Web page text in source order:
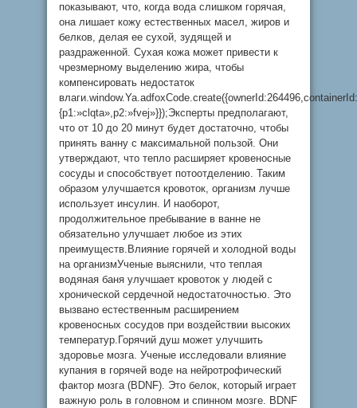
показывают, что, когда вода слишком горячая,
она лишает кожу естественных масел, жиров и
белков, делая ее сухой, зудящей и
раздраженной. Сухая кожа может привести к
чрезмерному выделению жира, чтобы
компенсировать недостаток
{p1:»clqta»,p2:»fvej»}});Эксперты предполагают,
что от 10 до 20 минут будет достаточно, чтобы
принять ванну с максимальной пользой. Они
утверждают, что тепло расширяет кровеносные
сосуды и способствует потоотделению. Таким
образом улучшается кровоток, организм лучше
использует инсулин. И наоборот,
продолжительное пребывание в ванне не
обязательно улучшает любое из этих
преимуществ.Влияние горячей и холодной воды
на организмУченые выяснили, что теплая
водяная баня улучшает кровоток у людей с
хронической сердечной недостаточностью. Это
вызвано естественным расширением
кровеносных сосудов при воздействии высоких
температур.Горячий душ может улучшить
здоровье мозга. Ученые исследовали влияние
купания в горячей воде на нейротрофический
фактор мозга (BDNF). Это белок, который играет
важную роль в головном и спинном мозге. BDNF